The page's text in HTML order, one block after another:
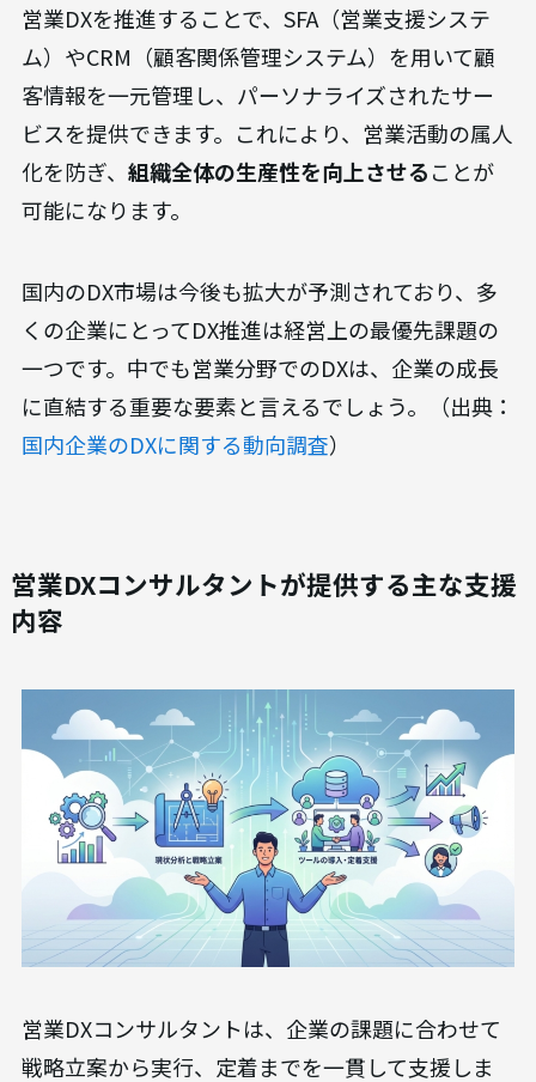
営業DXを推進することで、SFA（営業支援システ
ム）やCRM（顧客関係管理システム）を用いて顧
客情報を一元管理し、パーソナライズされたサー
ビスを提供できます。これにより、営業活動の属人
化を防ぎ、 組織全体の生産性を向上させることが
可能になります。
国内のDX市場は今後も拡大が予測されており、多
くの企業にとってDX推進は経営上の最優先課題の
一つです。中でも営業分野でのDXは、企業の成長
に直結する重要な要素と言えるでしょう。（出典：
国内企業のDXに関する動向調査）
営業DXコンサルタントが提供する主な支援
内容
営業DXコンサルタントは、企業の課題に合わせて
戦略立案から実行、定着までを一貫して支援しま